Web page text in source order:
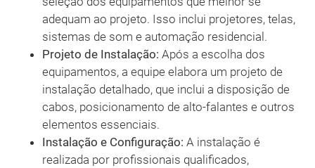
adequam ao projeto. Isso inclui projetores, telas,
sistemas de som e automação residencial.
Projeto de Instalação: Após a escolha dos
equipamentos, a equipe elabora um projeto de
instalação detalhado, que inclui a disposição de
cabos, posicionamento de alto-falantes e outros
elementos essenciais.
Instalação e Configuração: A instalação é
realizada por profissionais qualificados,